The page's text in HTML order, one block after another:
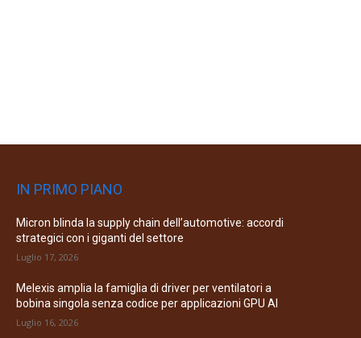
IN PRIMO PIANO
Micron blinda la supply chain dell’automotive: accordi
strategici con i giganti del settore
Luglio 17, 2026
Melexis amplia la famiglia di driver per ventilatori a
bobina singola senza codice per applicazioni GPU AI
Luglio 16, 2026